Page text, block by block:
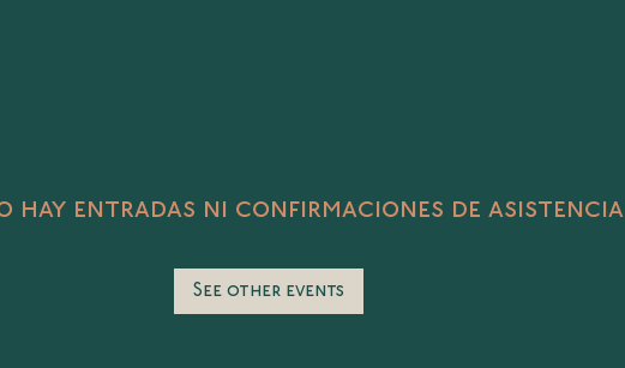
hay entradas ni confirmaciones de asistencia
See other events